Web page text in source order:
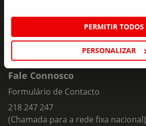
PERMITIR TODOS
PERSONALIZAR
Fale Connosco
Formulário de Contacto
218 247 247
(Chamada para a rede fixa nacional)